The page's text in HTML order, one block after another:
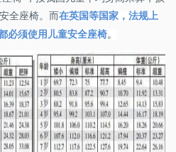
全座椅。而在英国等国家，法规上
必须使用儿童安全座椅。